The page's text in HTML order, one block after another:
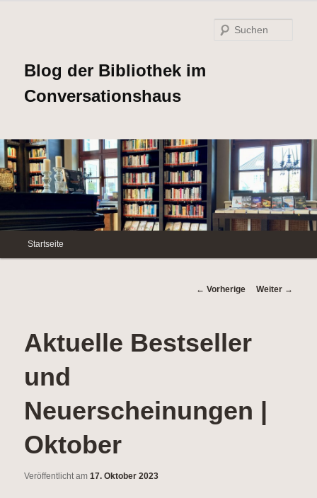
Blog der Bibliothek im
Conversationshaus
Hauptmenü
Zum
Startseite
Beitrags-
← Vorherige Weiter →
Aktuelle Bestseller
und
Neuerscheinungen |
Oktober
Veröffentlicht am17. Oktober 2023